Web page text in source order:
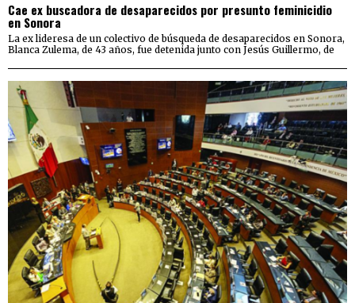
Cae ex buscadora de desaparecidos por presunto feminicidio
en Sonora
La ex lideresa de un colectivo de búsqueda de desaparecidos en Sonora,
Blanca Zulema, de 43 años, fue detenida junto con Jesús Guillermo, de